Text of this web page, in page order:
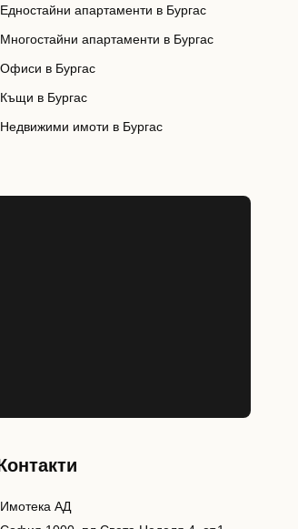
Едностайни апартаменти в Бургас
Многостайни апартаменти в Бургас
Офиси в Бургас
Къщи в Бургас
Недвижими имоти в Бургас
Имотека АД